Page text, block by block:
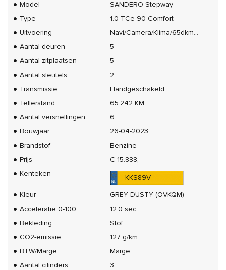
Model
SANDERO Stepway
Type
1.0 TCe 90 Comfort
Uitvoering
Navi/Camera/Klima/65dkm...
Aantal deuren
5
Aantal zitplaatsen
5
Aantal sleutels
2
Transmissie
Handgeschakeld
Tellerstand
65.242 KM
Aantal versnellingen
6
Bouwjaar
26-04-2023
Brandstof
Benzine
Prijs
€ 15.888,-
Kenteken
KKS89V
Kleur
GREY DUSTY (OVKQM)
Acceleratie 0-100
12.0 sec.
Bekleding
Stof
CO2-emissie
127 g/km
BTW/Marge
Marge
Aantal cilinders
3